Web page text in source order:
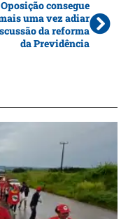
Oposição consegue
uma vez adiar
da reforma
da Previdência